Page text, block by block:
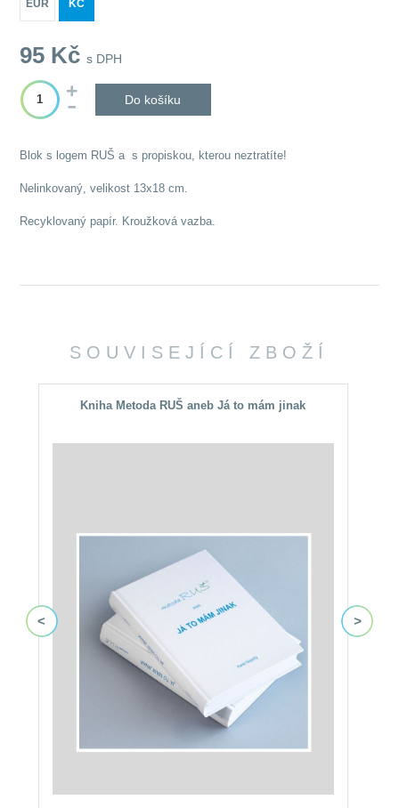
EUR KČ
95 Kčs DPH
Do košíku
Blok s logem RUŠ a s propiskou, kterou neztratíte!
Nelinkovaný, velikost 13x18 cm.
Recyklovaný papír. Kroužková vazba.
SOUVISEJÍCÍ ZBOŽÍ
Kniha Metoda RUŠ aneb Já to mám jinak